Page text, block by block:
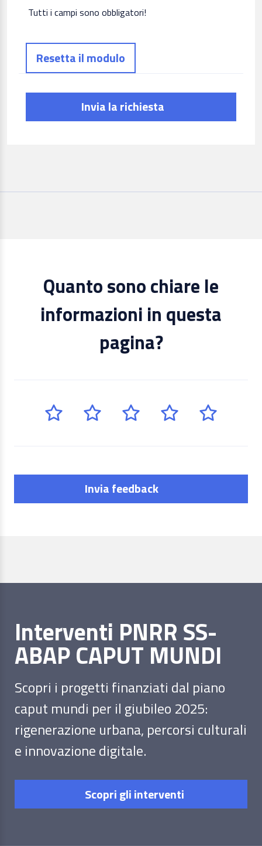
Tutti i campi sono obbligatori!
Invia la richiesta
Quanto sono chiare le
informazioni in questa
pagina?
Invia feedback
Interventi PNRR SS-
ABAP CAPUT MUNDI
Scopri i progetti finanziati dal piano
caput mundi per il giubileo 2025:
rigenerazione urbana, percorsi culturali
e innovazione digitale.
Scopri gli interventi